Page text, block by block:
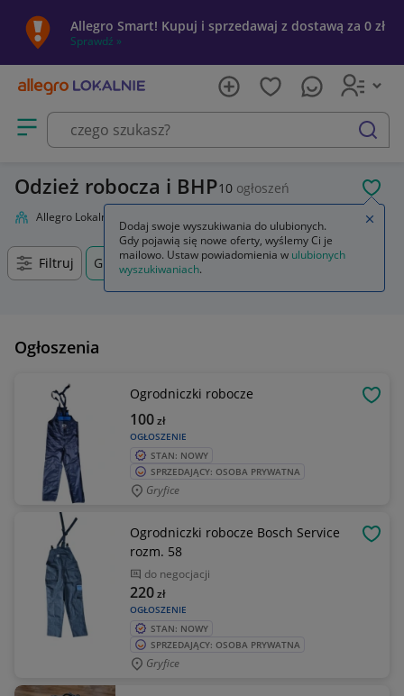
Allegro Smart! Kupuj i sprzedawaj z dostawą za 0 zł
Sprawdź »
Otwórz menu z kategoriami
szukaj
Odzież robocza i BHP10 ogłoszeń
Allegro Lokalnie Odzież robocza i BHP
Filtruj Gryfice, Zachodniopomorskie, +0 km
Ogłoszenia
Ogrodniczki robocze
OGŁOSZENIE
100zł
STAN: NOWY
SPRZEDAJĄCY: OSOBA PRYWATNA
Gryfice
Ogrodniczki robocze Bosch Service
rozm. 58
do negocjacji
OGŁOSZENIE
220zł
STAN: NOWY
SPRZEDAJĄCY: OSOBA PRYWATNA
Gryfice
Dodaj swoje wyszukiwania do ulubionych.
Gdy pojawią się nowe oferty, wyślemy Ci je
mailowo. Ustaw powiadomienia w ulubionych
wyszukiwaniach.